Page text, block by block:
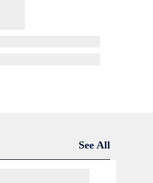
See All